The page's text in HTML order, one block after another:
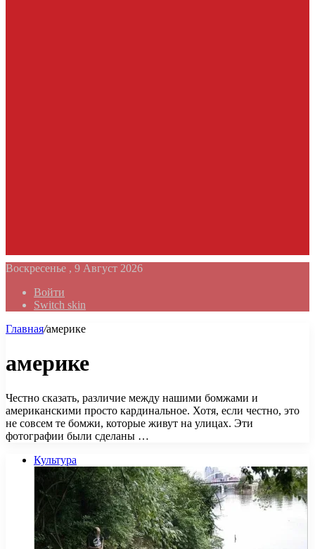
Воскресенье , 9 Август 2026
Войти
Switch skin
Главная/америке
америке
Честно сказать, различие между нашими бомжами и
американскими просто кардинальное. Хотя, если честно, это
не совсем те бомжи, которые живут на улицах. Эти
фотографии были сделаны …
Культура